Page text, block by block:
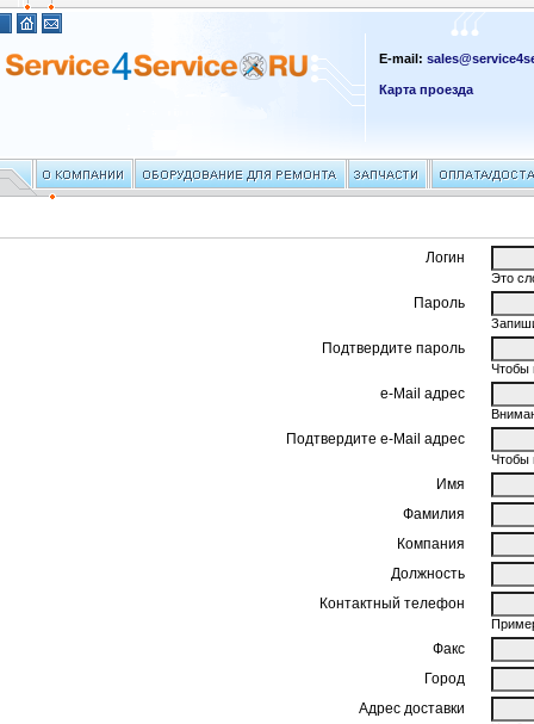
E-mail:
Карта проезда
Логин
Это
Пароль
Подтвердите пароль
Чтобы
e-Mail адрес
Подтвердите e-Mail адрес
Чтобы
Имя
Фамилия
Компания
Должность
Контактный телефон
Факс
Город
Адрес доставки